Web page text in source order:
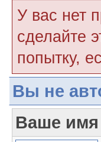
У вас нет
сделайте
попытку,
Вы не
Ваше имя